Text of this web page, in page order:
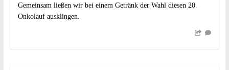
Gemeinsam ließen wir bei einem Getränk der Wahl diesen 20.
Onkolauf ausklingen.